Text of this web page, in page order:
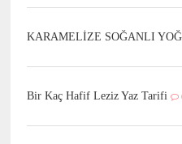
KARAMELİZE SOĞANLI
Bir Kaç Hafif Leziz Yaz Tarifi